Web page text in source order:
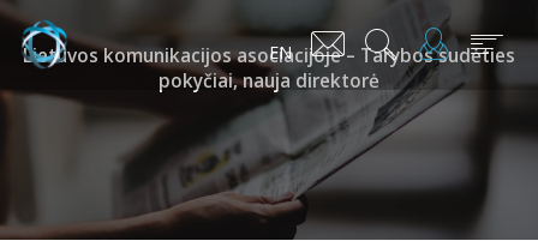
EN
Lietuvos komunikacijos asociacijoje – Tarybos sudėties
pokyčiai, nauja direktorė